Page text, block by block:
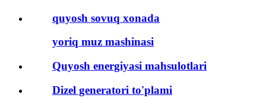
quyosh sovuq xonada
yoriq muz mashinasi
Quyosh energiyasi mahsulotlari
Dizel generatori to'plami